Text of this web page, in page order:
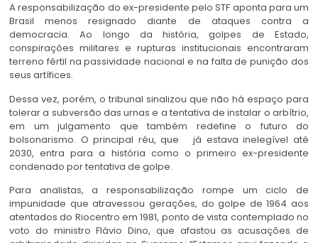
A responsabilização do ex-presidente pelo STF aponta para um
Brasil menos resignado diante de ataques contra a
democracia. Ao longo da história, golpes de Estado,
conspirações militares e rupturas institucionais encontraram
terreno fértil na passividade nacional e na falta de punição dos
seus artífices.
Dessa vez, porém, o tribunal sinalizou que não há espaço para
tolerar a subversão das urnas e a tentativa de instalar o arbítrio,
em um julgamento que também redefine o futuro do
bolsonarismo. O principal réu, que já estava inelegível até
2030, entra para a história como o primeiro ex-presidente
condenado por tentativa de golpe.
Para analistas, a responsabilização rompe um ciclo de
impunidade que atravessou gerações, do golpe de 1964 aos
atentados do Riocentro em 1981, ponto devista contemplado no
voto do ministro Flávio Dino, que afastou as acusações de